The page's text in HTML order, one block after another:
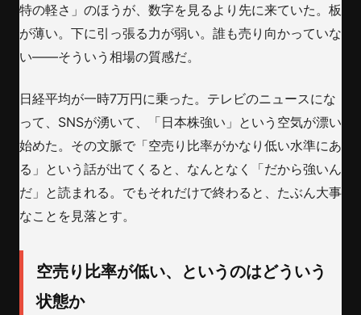
特の軽さ」のほうが、数字を見るより先に来ていた。板
が薄い。下に引っ張る力が弱い。誰も売り向かっていな
い——そういう相場の質感だ。
日経平均が一時7万円に乗った。テレビのニュースにな
って、SNSが湧いて、「日本株強い」という空気が漂い
始めた。その文脈で「空売り比率がかなり低い水準にあ
る」という話が出てくると、なんとなく「だから強いん
だ」と読まれる。でもそれだけで終わると、たぶん大事
なことを見落とす。
空売り比率が低い、というのはどういう
状態か